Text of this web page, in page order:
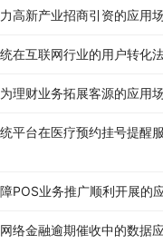
高新产业招商引资的应用
在互联网行业的用户转化
理财业务拓展客源的应用
平台在医疗预约挂号提醒
POS业务推广顺利开展的
络金融逾期催收中的数据